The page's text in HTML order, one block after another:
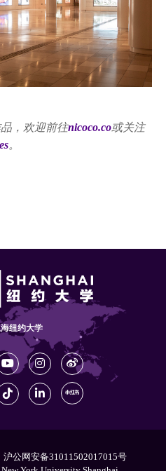
，欢迎前往nicoco.co或关注
。
纽约大学
沪公网安备31011502017015号